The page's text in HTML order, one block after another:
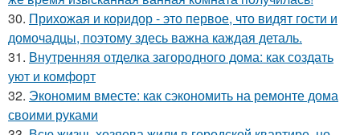
30. Прихожая и коридор - это первое, что видят гости и
домочадцы, поэтому здесь важна каждая деталь.
31. Внутренняя отделка загородного дома: как создать
уют и комфорт
32. Экономим вместе: как сэкономить на ремонте дома
своими руками